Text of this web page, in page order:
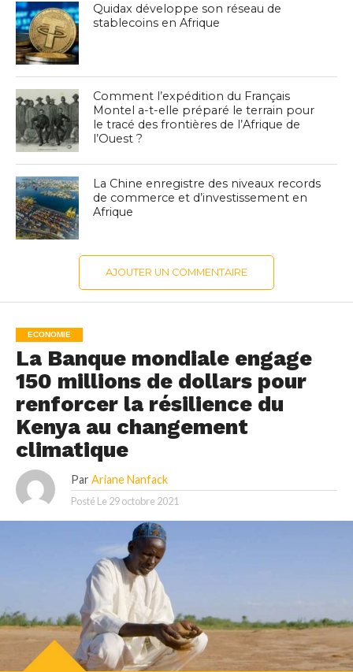
Quidax développe son réseau de
stablecoins en Afrique
Comment l’expédition du Français
Montel a-t-elle préparé le terrain pour
le tracé des frontières de l’Afrique de
l’Ouest ?
La Chine enregistre des niveaux records
de commerce et d’investissement en
Afrique
AJOUTER UN COMMENTAIRE
ECONOMIE
La Banque mondiale engage
150 millions de dollars pour
renforcer la résilience du
Kenya au changement
climatique
Par Ariane Nanfack
Posté Le 29 octobre 2021